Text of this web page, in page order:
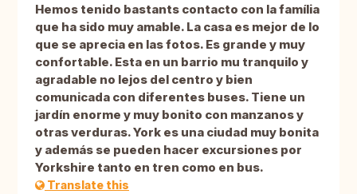
Hemos tenido bastants contacto con la família
que ha sido muy amable. La casa es mejor de lo
que se aprecia en las fotos. Es grande y muy
confortable. Esta en un barrio mu tranquilo y
agradable no lejos del centro y bien
comunicada con diferentes buses. Tiene un
jardín enorme y muy bonito con manzanos y
otras verduras. York es una ciudad muy bonita
y además se pueden hacer excursiones por
Yorkshire tanto en tren como en bus.
Translate this